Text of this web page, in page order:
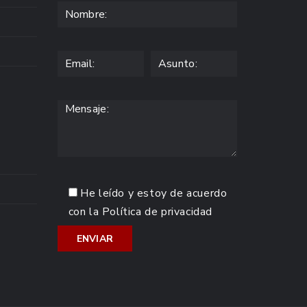
He leído y estoy de acuerdo
con la Política de privacidad